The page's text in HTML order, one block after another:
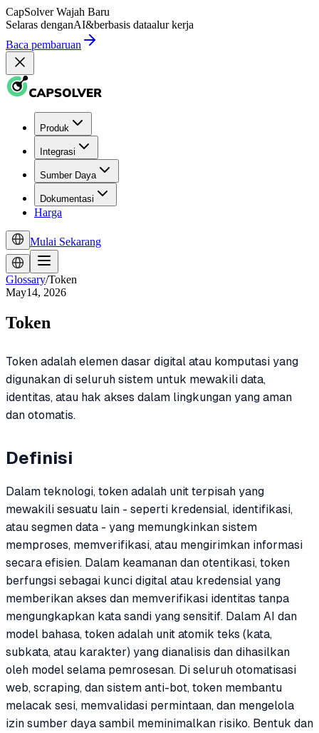
CapSolver Wajah Baru
Selaras denganAI&berbasis dataalur kerja
Baca pembaruan
Produk
Integrasi
Sumber Daya
Dokumentasi
Harga
Mulai Sekarang
Glossary/Token
May14, 2026
Token
Token adalah elemen dasar digital atau komputasi yang
digunakan di seluruh sistem untuk mewakili data,
identitas, atau hak akses dalam lingkungan yang aman
dan otomatis.
Definisi
Dalam teknologi, token adalah unit terpisah yang
mewakili sesuatu lain - seperti kredensial, identifikasi,
atau segmen data - yang memungkinkan sistem
memproses, memverifikasi, atau mengirimkan informasi
secara efisien. Dalam keamanan dan otentikasi, token
berfungsi sebagai kunci digital atau kredensial yang
memberikan akses dan memverifikasi identitas tanpa
mengungkapkan kata sandi yang sensitif. Dalam AI dan
model bahasa, token adalah unit atomik teks (kata,
subkata, atau karakter) yang dianalisis dan dihasilkan
oleh model selama pemrosesan. Di seluruh otomatisasi
web, scraping, dan sistem anti-bot, token membantu
melacak sesi, memvalidasi permintaan, dan mengelola
izin sumber daya sambil meminimalkan risiko. Bentuk dan